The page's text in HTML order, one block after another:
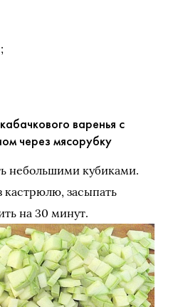
варенья с
через мясорубку
небольшими кубиками.
кастрюлю, засыпать
на 30 минут.